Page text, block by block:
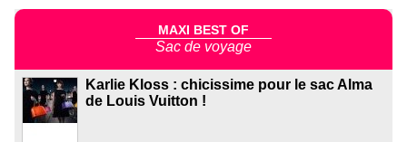
MAXI BEST OF
Sac de voyage
Karlie Kloss : chicissime pour le sac Alma
de Louis Vuitton !